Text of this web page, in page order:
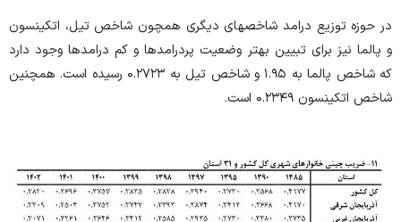
در حوزه توزیع درامد شاخص­های دیگری همچون شاخص تیل، اتکینسون
و پالما نیز برای تبیین بهتر وضعیت پردرامد‌ها و کم درامد‌ها وجود دارد
که شاخص پالما به ۱.۹۵ و شاخص تیل به ۰.۲۷۲۳ رسیده است. همچنین
شاخص اتکینسون ۰.۲۳۴۹ است.